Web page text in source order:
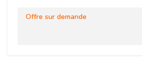
Offre sur demande